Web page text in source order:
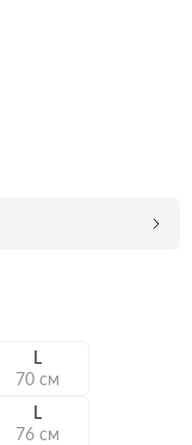
L
70 см
L
76 см